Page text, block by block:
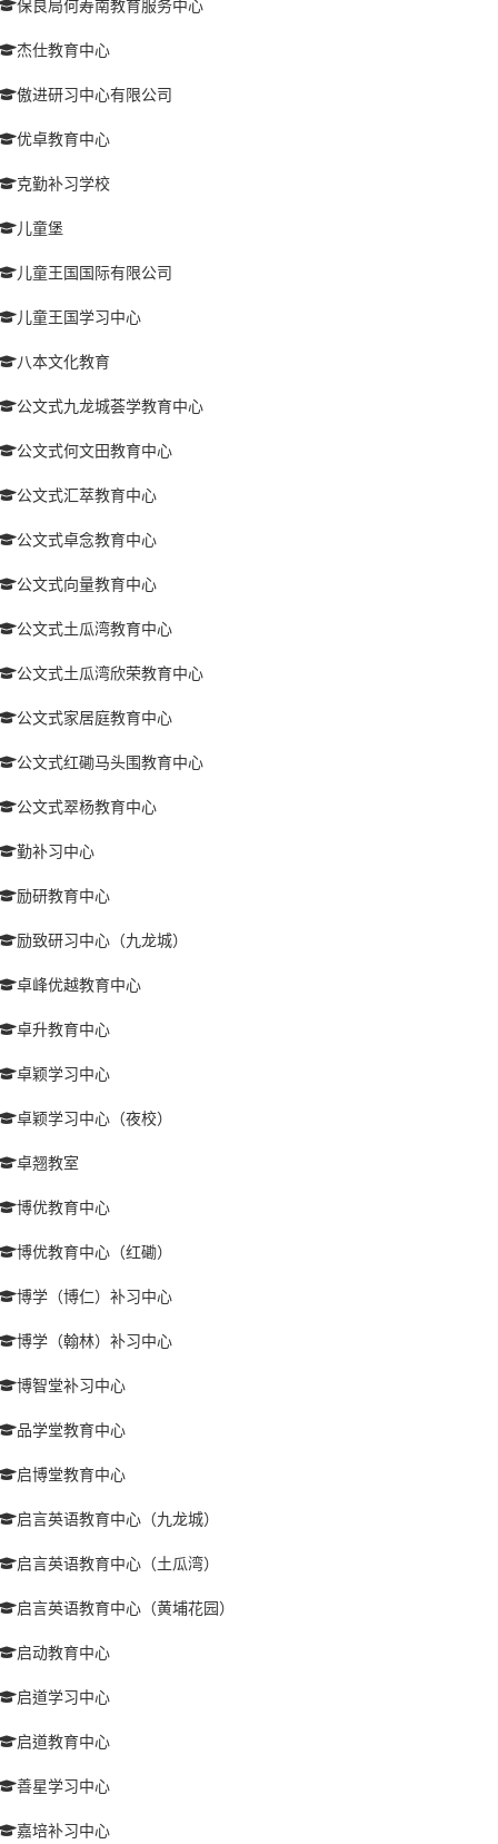
保良局何寿南教育服务中心
杰仕教育中心
傲进研习中心有限公司
优卓教育中心
克勤补习学校
儿童堡
儿童王国国际有限公司
儿童王国学习中心
八本文化教育
公文式九龙城荟学教育中心
公文式何文田教育中心
公文式汇萃教育中心
公文式卓念教育中心
公文式向量教育中心
公文式土瓜湾教育中心
公文式土瓜湾欣荣教育中心
公文式家居庭教育中心
公文式红磡马头围教育中心
公文式翠杨教育中心
勤补习中心
励研教育中心
励致研习中心（九龙城）
卓峰优越教育中心
卓升教育中心
卓颖学习中心
卓颖学习中心（夜校）
卓翘教室
博优教育中心
博优教育中心（红磡）
博学（博仁）补习中心
博学（翰林）补习中心
博智堂补习中心
品学堂教育中心
启博堂教育中心
启言英语教育中心（九龙城）
启言英语教育中心（土瓜湾）
启言英语教育中心（黄埔花园）
启动教育中心
启道学习中心
启道教育中心
善星学习中心
嘉培补习中心